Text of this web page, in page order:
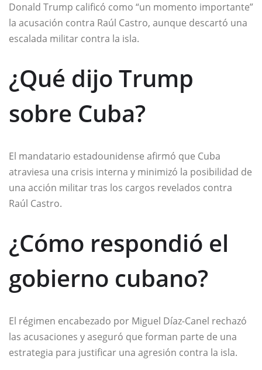
Donald Trump calificó como “un momento importante”
la acusación contra Raúl Castro, aunque descartó una
escalada militar contra la isla.
¿Qué dijo Trump
sobre Cuba?
El mandatario estadounidense afirmó que Cuba
atraviesa una crisis interna y minimizó la posibilidad de
una acción militar tras los cargos revelados contra
Raúl Castro.
¿Cómo respondió el
gobierno cubano?
El régimen encabezado por Miguel Díaz-Canel rechazó
las acusaciones y aseguró que forman parte de una
estrategia para justificar una agresión contra la isla.